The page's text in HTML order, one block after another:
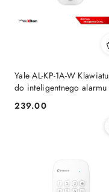
Yale AL-KP-1A-W
do inteligentnego alarmu
Cena:
239.00